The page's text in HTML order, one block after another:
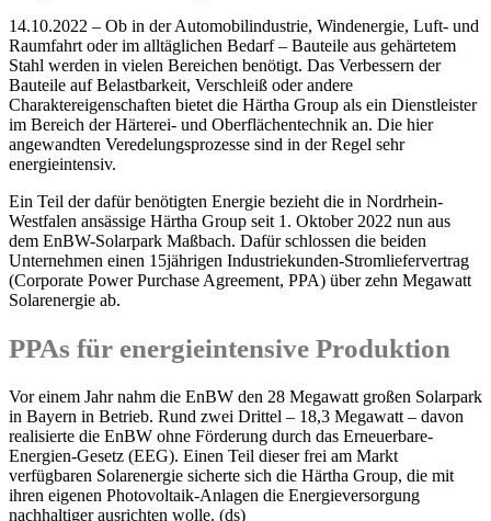
14.10.2022 – Ob in der Automobilindustrie, Windenergie, Luft- und
Raumfahrt oder im alltäglichen Bedarf – Bauteile aus gehärtetem
Stahl werden in vielen Bereichen benötigt. Das Verbessern der
Bauteile auf Belastbarkeit, Verschleiß oder andere
Charaktereigenschaften bietet die Härtha Group als ein Dienstleister
im Bereich der Härterei- und Oberflächentechnik an. Die hier
angewandten Veredelungsprozesse sind in der Regel sehr
energieintensiv.
Ein Teil der dafür benötigten Energie bezieht die in Nordrhein-
Westfalen ansässige Härtha Group seit 1. Oktober 2022 nun aus
dem EnBW-Solarpark Maßbach. Dafür schlossen die beiden
Unternehmen einen 15jährigen Industriekunden-Stromliefervertrag
(Corporate Power Purchase Agreement, PPA) über zehn Megawatt
Solarenergie ab.
PPAs für energieintensive Produktion
Vor einem Jahr nahm die EnBW den 28 Megawatt großen Solarpark
in Bayern in Betrieb. Rund zwei Drittel – 18,3 Megawatt – davon
realisierte die EnBW ohne Förderung durch das Erneuerbare-
Energien-Gesetz (EEG). Einen Teil dieser frei am Markt
verfügbaren Solarenergie sicherte sich die Härtha Group, die mit
ihren eigenen Photovoltaik-Anlagen die Energieversorgung
nachhaltiger ausrichten wolle. (ds)